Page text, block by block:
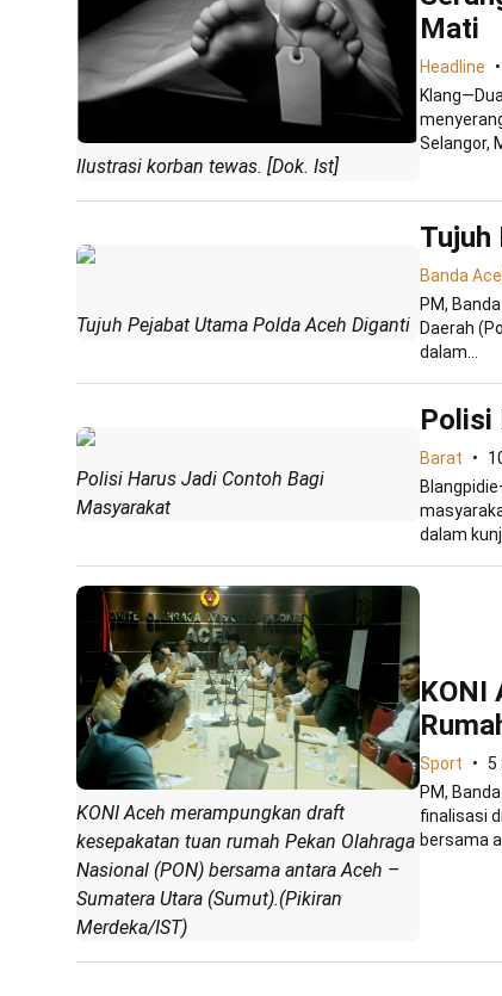
Ilustrasi korban tewas. [Dok. Ist]
Mati
Headline
Selangor,
Tujuh Pejabat Utama Polda Aceh Diganti
Tujuh
Banda
PM,
Daerah
dalam...
Polisi Harus Jadi Contoh Bagi
Masyarakat
Polisi
Barat
dalam
KONI Aceh merampungkan draft
kesepakatan tuan rumah Pekan Olahraga
Nasional (PON) bersama antara Aceh –
Sumatera Utara (Sumut).(Pikiran
Merdeka/IST)
KONI
Sport
5
PM,
finalisasi
bersama